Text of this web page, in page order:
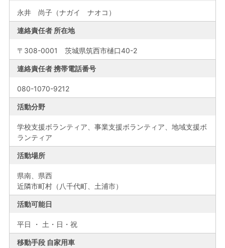
永井 尚子（ナガイ ナオコ）
連絡責任者 所在地
〒308-0001 茨城県筑西市樋口40-2
連絡責任者 携帯電話番号
080-1070-9212
活動分野
学校支援ボランティア、事業支援ボランティア、地域支援ボ
ランティア
活動場所
県南、 県西
近隣市町村（八千代町、土浦市）
活動可能日
平日 ・ 土・日・祝
移動手段 自家用車